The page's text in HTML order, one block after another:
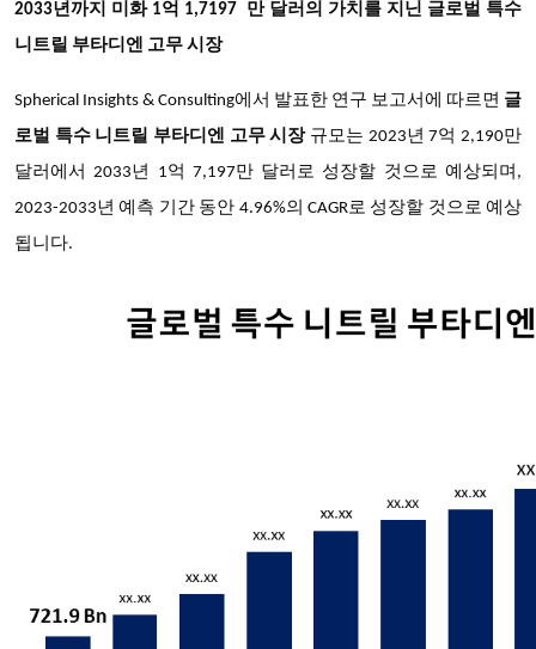
2033년까지 미화 1억 1,7197
만 달러의 가치를 지닌 글로벌 특수
니트릴 부타디엔 고무 시장
Spherical Insights & Consulting에서 발표한 연구 보고서에 따르면 글
로벌 특수 니트릴 부타디엔 고무 시장규모는 2023년 7억 2,190만
달러에서 2033년 1억 7,197만 달러로 성장할 것으로 예상되며,
2023-2033년 예측 기간 동안 4.96%의 CAGR로 성장할 것으로 예상
됩니다.